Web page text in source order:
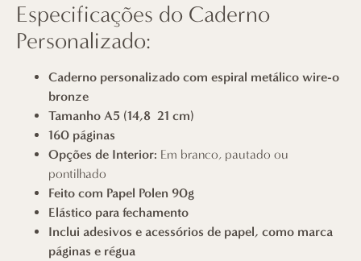
Especificações do Caderno
Personalizado:
Caderno personalizado com espiral metálico wire-o
bronze
Tamanho A5 (14,8×21 cm)
160 páginas
Opções de Interior: Em branco, pautado ou
pontilhado
Feito com Papel Polen 90g
Elástico para fechamento
Inclui adesivos e acessórios de papel, como marca
páginas e régua